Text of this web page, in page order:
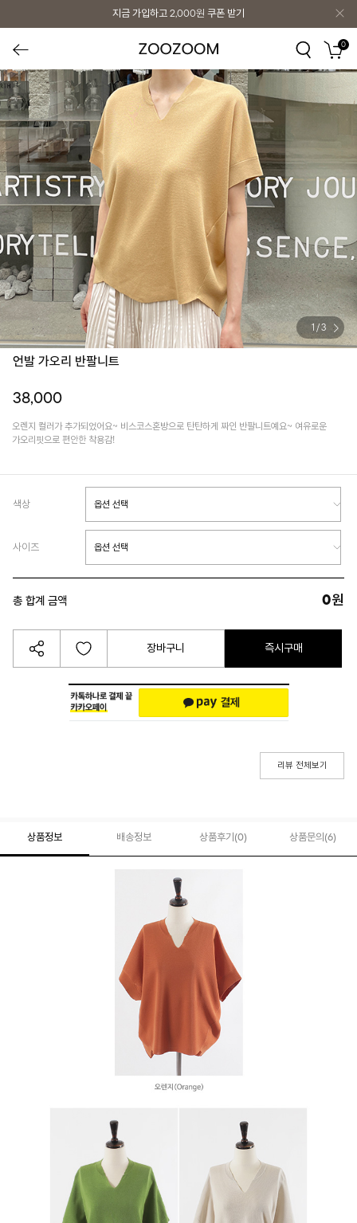
지금 가입하고 2,000원 쿠폰 받기
0
/ 3
언발 가오리 반팔니트
38,000
오렌지 컬러가 추가되었어요~ 비스코스혼방으로 탄탄하게 짜인 반팔니트예요~ 여유로운
가오리핏으로 편안한 착용감!
색상
사이즈
총 합계 금액 0원
장바구니 즉시구매
리뷰 전체보기
상품정보 배송정보 상품후기(0) 상품문의 (6)